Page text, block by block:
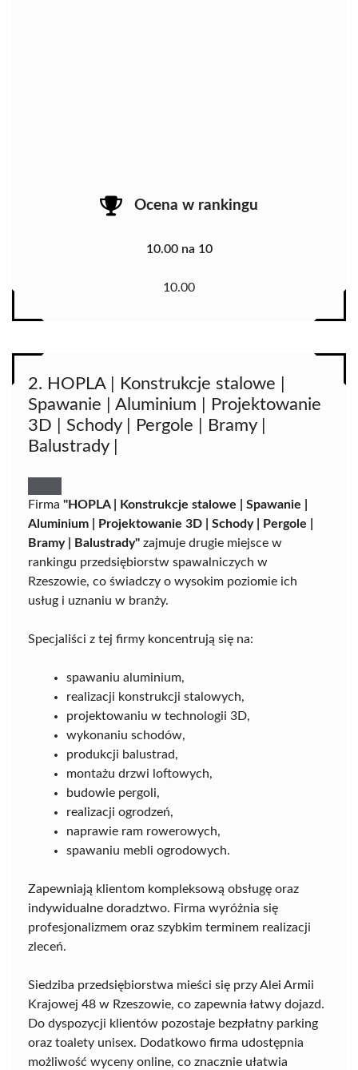
Ocena w rankingu
10.00 na 10
10.00
2. HOPLA | Konstrukcje stalowe |
Spawanie | Aluminium | Projektowanie
3D | Schody | Pergole | Bramy |
Balustrady |
Firma "HOPLA | Konstrukcje stalowe | Spawanie |
Aluminium | Projektowanie 3D | Schody | Pergole |
Bramy | Balustrady" zajmuje drugie miejsce w
rankingu przedsiębiorstw spawalniczych w
Rzeszowie, co świadczy o wysokim poziomie ich
usług i uznaniu w branży.
Specjaliści z tej firmy koncentrują się na:
spawaniu aluminium,
realizacji konstrukcji stalowych,
projektowaniu w technologii 3D,
wykonaniu schodów,
produkcji balustrad,
montażu drzwi loftowych,
budowie pergoli,
realizacji ogrodzeń,
naprawie ram rowerowych,
spawaniu mebli ogrodowych.
Zapewniają klientom kompleksową obsługę oraz
indywidualne doradztwo. Firma wyróżnia się
profesjonalizmem oraz szybkim terminem realizacji
zleceń.
Siedziba przedsiębiorstwa mieści się przy Alei Armii
Krajowej 48 w Rzeszowie, co zapewnia łatwy dojazd.
Do dyspozycji klientów pozostaje bezpłatny parking
oraz toalety unisex. Dodatkowo firma udostępnia
możliwość wyceny online, co znacznie ułatwia